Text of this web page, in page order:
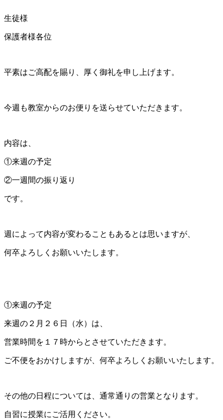
生徒様
保護者様各位
平素はご高配を賜り、厚く御礼を申し上げます。
今週も教室からのお便りを送らせていただきます。
内容は、
①来週の予定
②一週間の振り返り
です。
週によって内容が変わることもあるとは思いますが、
何卒よろしくお願いいたします。
①来週の予定
来週の２月２６日（水）は、
営業時間を１７時からとさせていただきます。
ご不便をおかけしますが、何卒よろしくお願いいたします。
その他の日程については、通常通りの営業となります。
自習に授業にご活用ください。